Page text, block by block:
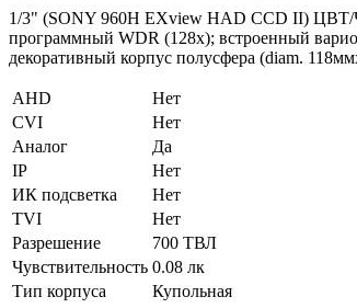
1/3" (SONY 960H EXview HAD CCD II) ЦВТ/
программный WDR (128x); встроенный
декоративный корпус полусфера (diam.
AHD
Нет
CVI
Нет
Аналог
Да
IP
Нет
ИК подсветка
Нет
TVI
Нет
Разрешение
700 ТВЛ
Чувствительность 0.08 лк
Тип корпуса
Купольная